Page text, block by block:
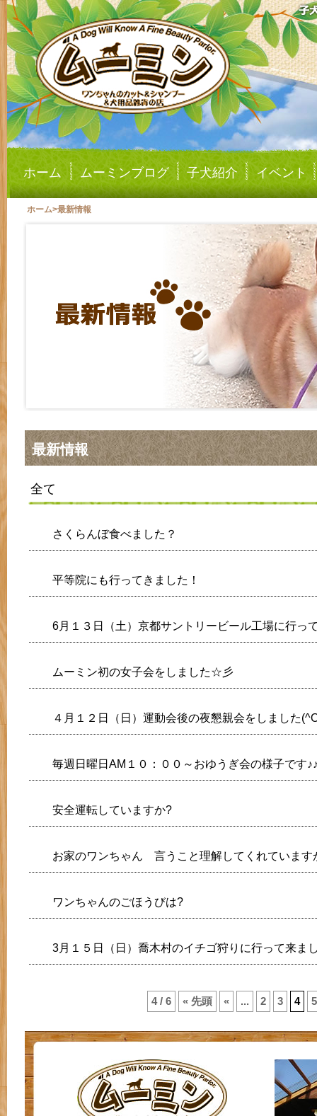
ホーム ムーミンブログ 子犬紹介 イベント
ホーム>最新情報
最新情報
全て
さくらんぼ食べました？
平等院にも行ってきました！
6月１３日（土）京都サントリービール工場に行っ
ムーミン初の女子会をしました☆彡
４月１２日（日）運動会後の夜懇親会をしました
毎週日曜日AM１０：００～おゆうぎ会の様子です
安全運転していますか?
お家のワンちゃん 言うこと理解してくれています
ワンちゃんのごほうびは?
3月１５日（日）喬木村のイチゴ狩りに行って来ま
4 / 6 « 先頭 « ... 2 3 4 5